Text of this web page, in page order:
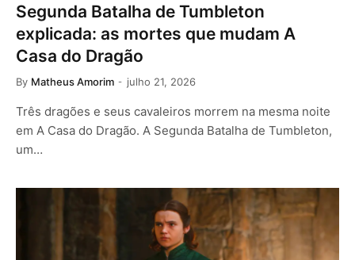
Segunda Batalha de Tumbleton
explicada: as mortes que mudam A
Casa do Dragão
By Matheus Amorim julho 21, 2026
Três dragões e seus cavaleiros morrem na mesma noite
em A Casa do Dragão. A Segunda Batalha de Tumbleton,
um…